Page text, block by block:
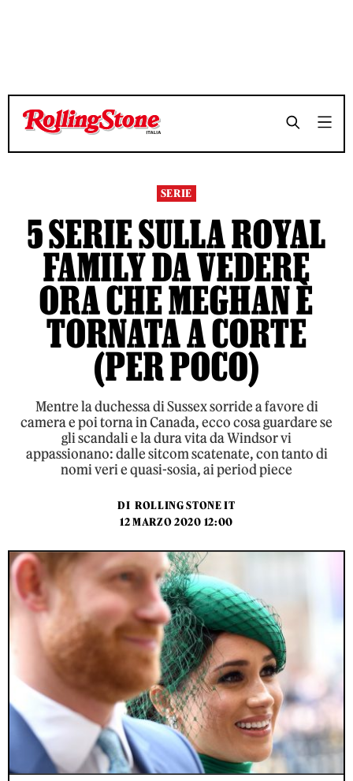
TEMPO DI LETTURA 6 MINUTI SHARE
TEMPO DI LETTURA 6 MINUTI SHARE
SERIE
5 SERIE SULLA ROYAL
FAMILY DA VEDERE
ORA CHE MEGHAN È
TORNATA A CORTE
(PER POCO)
Mentre la duchessa di Sussex sorride a favore di
camera e poi torna in Canada, ecco cosa guardare se
gli scandali e la dura vita da Windsor vi
appassionano: dalle sitcom scatenate, con tanto di
nomi veri e quasi-sosia, ai period piece
DI ROLLING STONE IT
12 MARZO 2020 12:00